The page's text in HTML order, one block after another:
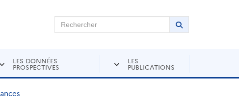
Rechercher sur Andra Inventaire Rechercher
Lancer la
LES DONNÉES
PROSPECTIVES
LES
PUBLICATIONS